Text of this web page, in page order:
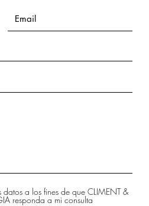
a los fines de que CLIMENT &
responda a mi consulta